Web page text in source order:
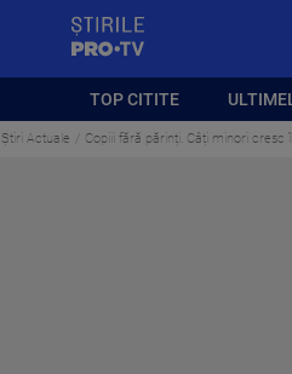
TOP CITITE
Știri Actuale Copiii fără părinți. Câți minori